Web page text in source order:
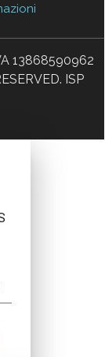
13868590962
ISP